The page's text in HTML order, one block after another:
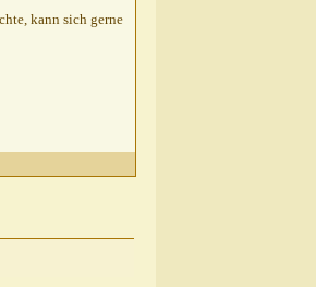
kann sich gerne